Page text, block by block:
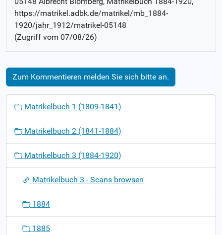
https://matrikel.adbk.de/matrikel/mb_1884-
1920/jahr_1912/matrikel-05148
(Zugriff vom 07/08/26)
Zum Kommentieren melden Sie sich bitte an.
o
Matrikelbuch 1 (1809-1841)
Matrikelbuch 2 (1841-1884)
Matrikelbuch 3 (1884-1920)
Matrikelbuch 3 - Scans browsen
1884
1885